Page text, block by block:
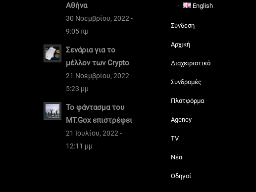
Αθήνα
30 Νοεμβρίου, 2022 -
9:05 πμ
Σενάρια για το
μέλλον των Crypto
21 Νοεμβρίου, 2022 -
5:23 μμ
Το φάντασμα του
MT.Gox επιστρέφει
21 Ιουλίου, 2022 -
12:11 μμ
English
Σύνδεση
Αρχική
Διαχειριστικό
Συνδρομές
Πλατφόρμα
Agency
TV
Νέα
Οδηγοί